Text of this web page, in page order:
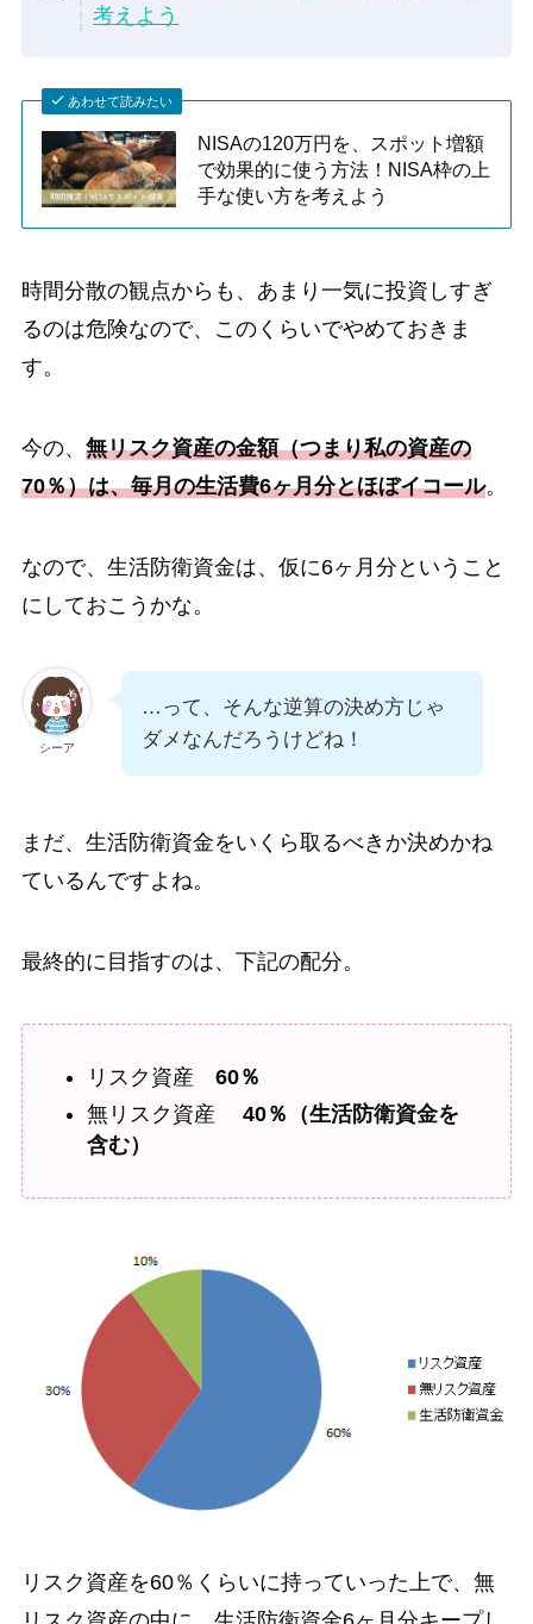
考えよう
あわせて読みたい
NISAの120万円を、スポット増額
で効果的に使う方法！NISA枠の上
手な使い方を考えよう
時間分散の観点からも、あまり一気に投資しすぎ
るのは危険なので、このくらいでやめておきま
す。
今の、 無リスク資産の金額（つまり私の資産の
70％）は、毎月の生活費6ヶ月分とほぼイコール。
なので、生活防衛資金は、仮に6ヶ月分ということ
にしておこうかな。
シーア
…って、そんな逆算の決め方じゃ
ダメなんだろうけどね！
まだ、生活防衛資金をいくら取るべきか決めかね
ているんですよね。
最終的に目指すのは、下記の配分。
リスク資産 60％
無リスク資産 40％（生活防衛資金を
含む）
リスク資産を60％くらいに持っていった上で、無